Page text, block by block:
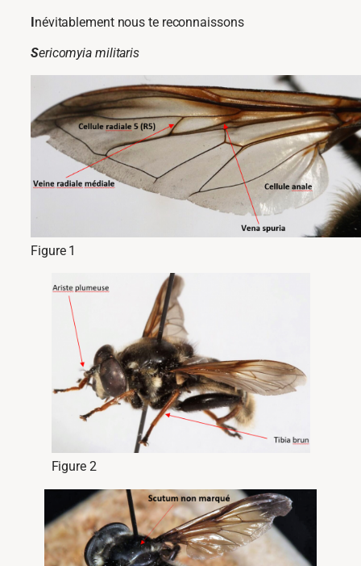
Inévitablement nous te reconnaissons
Sericomyia militaris
Figure 1
Figure 2